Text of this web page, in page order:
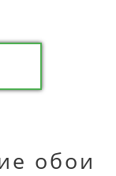
обои